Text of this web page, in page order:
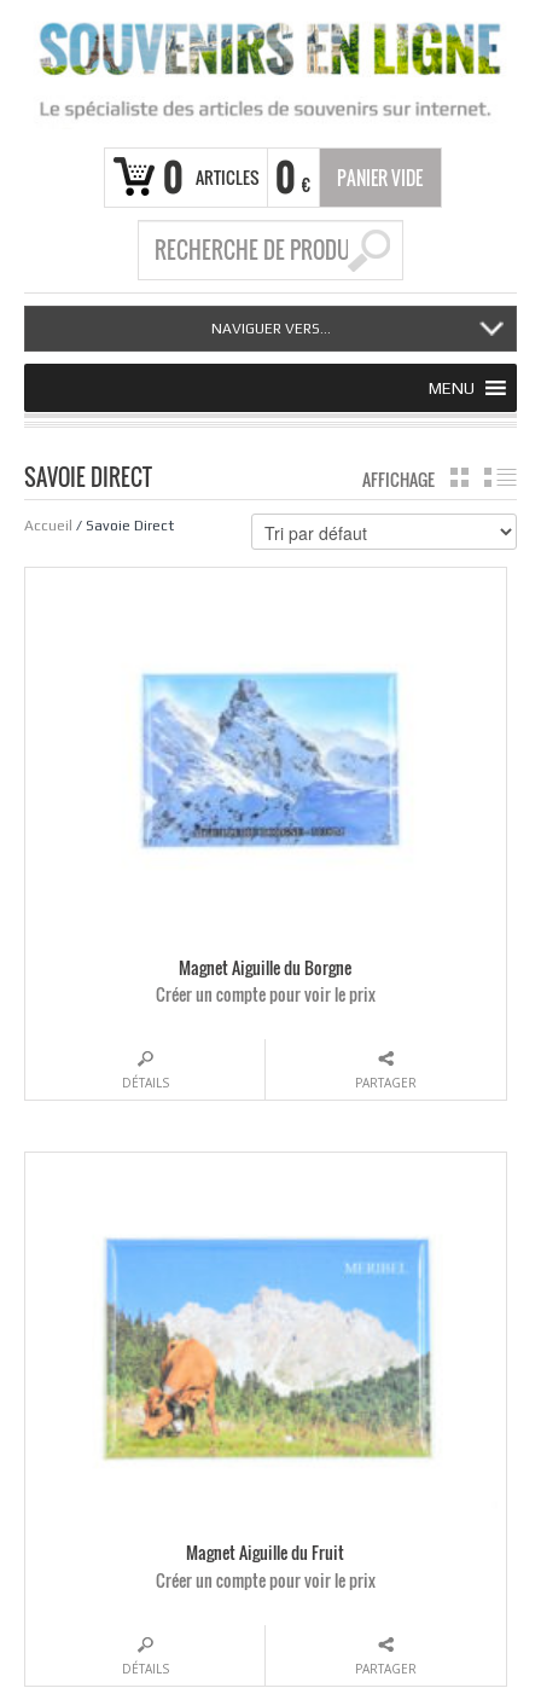
0 ARTICLES 0 € PANIER VIDE
NAVIGUER VERS...
MENU
SAVOIE DIRECT AFFICHAGE GRILLE
Accueil / Savoie Direct
Magnet Aiguille du Borgne
Créer un compte pour voir le prix
DÉTAILS PARTAGER
Magnet Aiguille du Fruit
Créer un compte pour voir le prix
DÉTAILS PARTAGER